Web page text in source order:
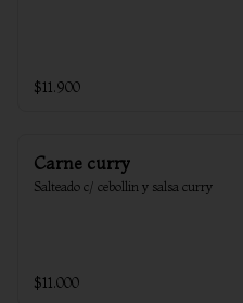
$11.900
Carne curry
Salteado c/ cebollin y salsa curry
$11.000